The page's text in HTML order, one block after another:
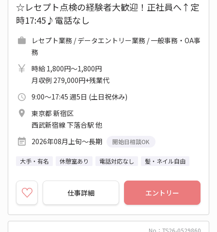
☆レセプト点検の経験者大歓迎！正社員へ↑定
時17:45♪電話なし
レセプト業務 / データエントリー業務 / 一般事務・OA事
務
時給 1,800円～1,800円
月収例 279,000円+残業代
9:00～17:45 週5日 (土日祝休み)
東京都 新宿区
西武新宿線 下落合駅 他
2026年08月上旬～長期
開始日相談OK
大手・有名 休憩室あり 電話対応なし 髪・ネイル自由
仕事詳細 エントリー
No：TS26-0529860